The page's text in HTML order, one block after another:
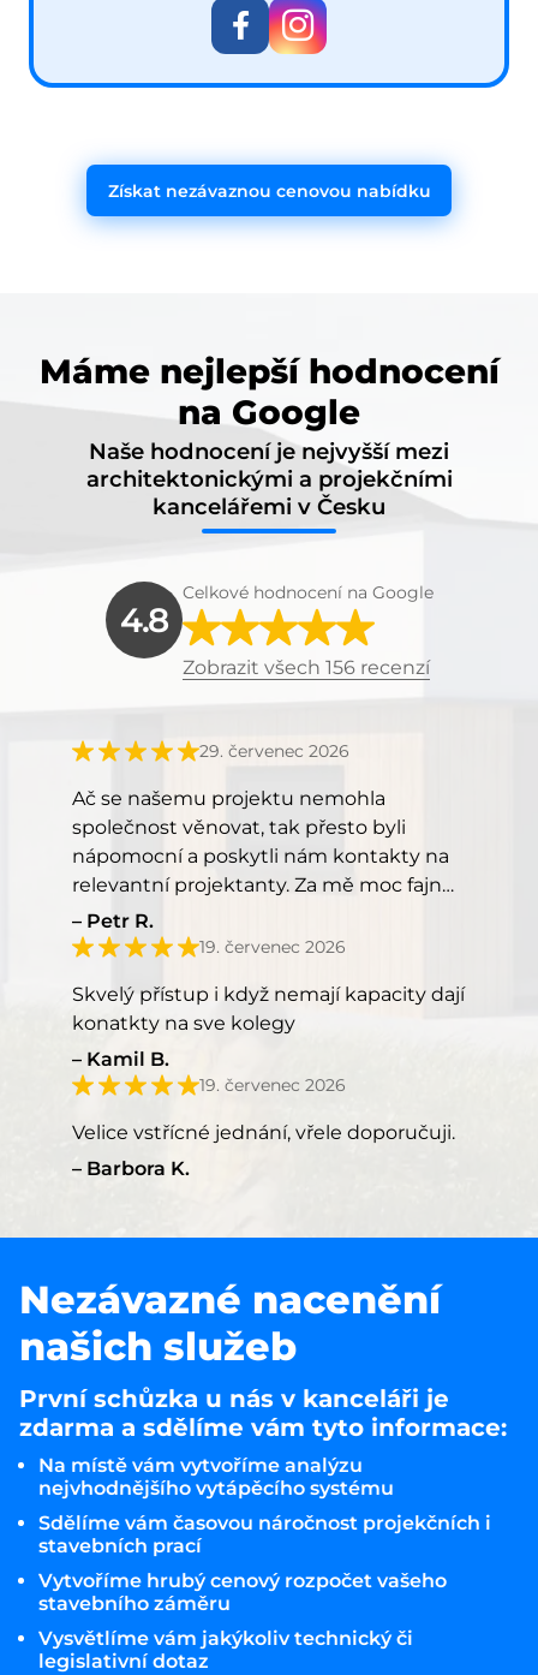
Získat nezávaznou cenovou nabídku
Máme nejlepší hodnocení
na Google
Naše hodnocení je nejvyšší mezi
architektonickými a projekčními
kancelářemi v Česku
4.8
Celkové hodnocení na Google
Zobrazit všech 156 recenzí
29. červenec 2026
Ač se našemu projektu nemohla
společnost věnovat, tak přesto byli
nápomocní a poskytli nám kontakty na
relevantní projektanty. Za mě moc fajn
přístup, kéž by takový přístup měli
všichni.
Petr R.
19. červenec 2026
Skvelý přístup i když nemají kapacity dají
konatkty na sve kolegy
Kamil B.
19. červenec 2026
Velice vstřícné jednání, vřele doporučuji.
Barbora K.
Nezávazné nacenění
našich služeb
První schůzka u nás v kanceláři je
zdarma a sdělíme vám tyto informace:
Na místě vám vytvoříme analýzu
nejvhodnějšího vytápěcího systému
Sdělíme vám časovou náročnost projekčních i
stavebních prací
Vytvoříme hrubý cenový rozpočet vašeho
stavebního záměru
Vysvětlíme vám jakýkoliv technický či
legislativní dotaz